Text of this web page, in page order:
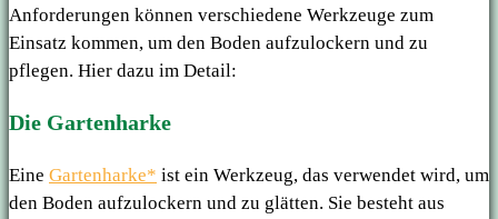
Anforderungen können verschiedene Werkzeuge zum
Einsatz kommen, um den Boden aufzulockern und zu
pflegen. Hier dazu im Detail:
Die Gartenharke
Eine Gartenharke* ist ein Werkzeug, das verwendet wird, um
den Boden aufzulockern und zu glätten. Sie besteht aus